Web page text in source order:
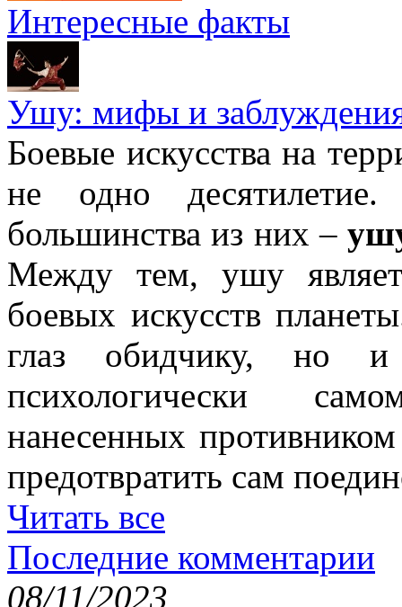
Интересные факты
Ушу: мифы и
Боевые искусства на
не одно
большинства из них –
Между тем, ушу
боевых искусств
глаз обидчику, но и
психологически
нанесенных
предотвратить сам
Читать все
Последние комментарии
08/11/2023